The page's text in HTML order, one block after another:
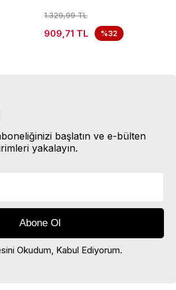
1.329,99 TL
909,71 TL %32
başlatın ve e-bülten
yakalayın.
Okudum, Kabul Ediyorum.